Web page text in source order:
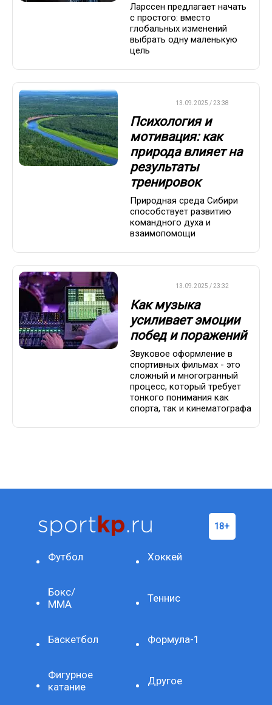
Ларссен предлагает начать
с простого: вместо
глобальных изменений
выбрать одну маленькую
цель
13.09.2025 / 23:38
Психология и
мотивация: как
природа влияет на
результаты
тренировок
Природная среда Сибири
способствует развитию
командного духа и
взаимопомощи
13.09.2025 / 23:32
Как музыка
усиливает эмоции
побед и поражений
Звуковое оформление в
спортивных фильмах - это
сложный и многогранный
процесс, который требует
тонкого понимания как
спорта, так и кинематографа
Футбол Хоккей
Бокс/
ММА
Теннис
Баскетбол Формула-1
Фигурное
катание
Другое